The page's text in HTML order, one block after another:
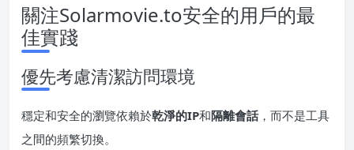
關注Solarmovie.to安全的用戶的最
佳實踐
優先考慮清潔訪問環境
穩定和安全的瀏覽依賴於乾淨的IP和隔離會話，而不是工具
之間的頻繁切換。